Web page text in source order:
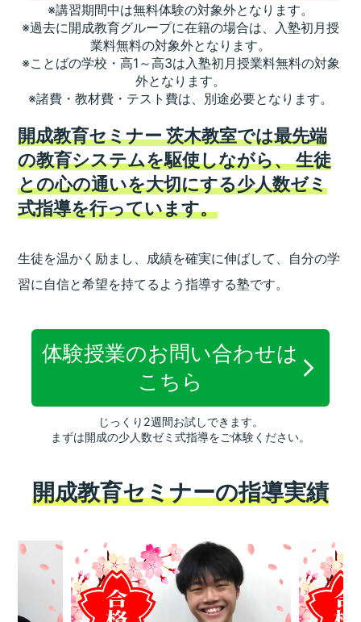
※講習期間中は無料体験の対象外となります。
※過去に開成教育グループに在籍の場合は、入塾初月授
業料無料の対象外となります。
※ことばの学校・高1～高3は入塾初月授業料無料の対象
外となります。
※諸費・教材費・テスト費は、別途必要となります。
開成教育セミナー 茨木教室では最先端
の教育システムを駆使しながら、生徒
との心の通いを大切にする少人数ゼミ
式指導を行っています。
生徒を温かく励まし、成績を確実に伸ばして、 自分の学
習に自信と希望を持てるよう指導する塾です。
体験授業のお問い合わせは
こちら
じっくり2週間お試しできます。
まずは開成の少人数ゼミ式指導をご体験ください。
開成教育セミナーの指導実績